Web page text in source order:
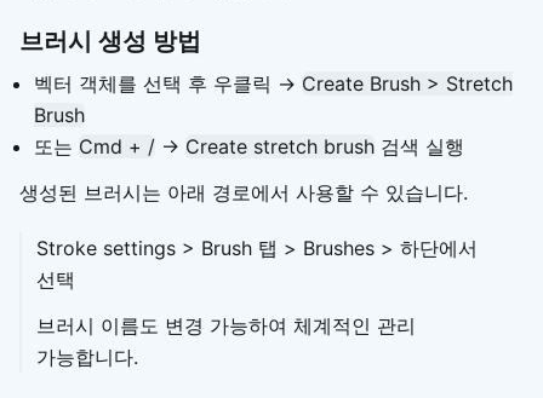
브러시 생성 방법
벡터 객체를 선택 후 우클릭 → Create Brush > Stretch
Brush
또는 Cmd + / → Create stretch brush 검색 실행
생성된 브러시는 아래 경로에서 사용할 수 있습니다.
Stroke settings > Brush 탭 > Brushes > 하단에서
선택
브러시 이름도 변경 가능하여 체계적인 관리
가능합니다.